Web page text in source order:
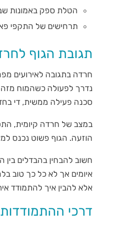
הטלת ספק באמונות
תרחישים של התקפי
תגובת הגוף
חרדה בתגובה לאירועים
נדרך לפעולה כשהמוח
סכנה פעילה ממשית, די
במצב של חרדה קיומית,
הוזעה. הגוף פשוט נכנס
חשוב להבחין בהבדלים בין
איומים אך לא כל כך טוב
אלא להבין איך להתמודד
דרכי